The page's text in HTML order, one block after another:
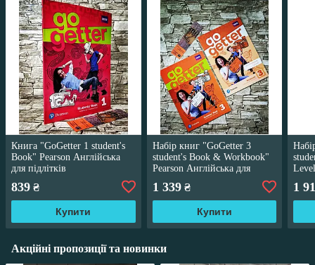
Книга "GoGetter 1 student's
Book" Pearson Англійська
для підлітків
839 ₴
Купити
Набір книг "GoGetter 3
student's Book & Workbook"
Pearson Англійська для
1 339₴
Купити
1
Акційні пропозиції та новинки